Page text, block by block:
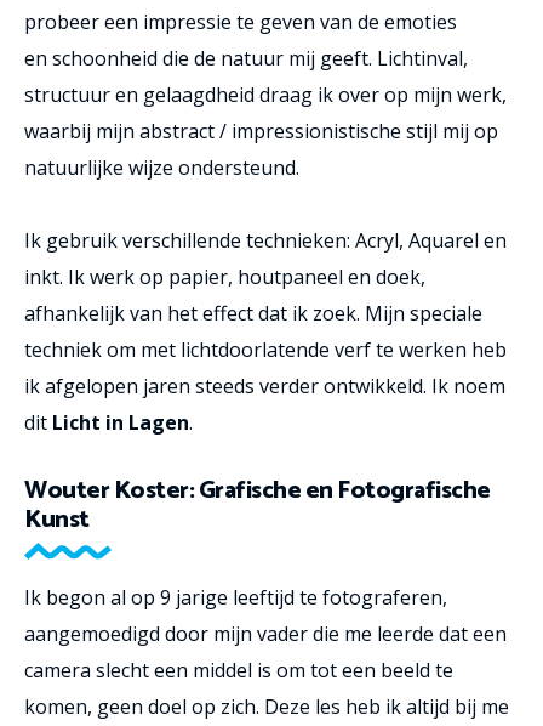
probeer een impressie te geven van de emoties
en schoonheid die de natuur mij geeft. Lichtinval,
structuur en gelaagdheid draag ik over op mijn werk,
waarbij mijn abstract / impressionistische stijl mij op
natuurlijke wijze ondersteund.
Ik gebruik verschillende technieken: Acryl, Aquarel en
inkt. Ik werk op papier, houtpaneel en doek,
afhankelijk van het effect dat ik zoek. Mijn speciale
techniek om met lichtdoorlatende verf te werken heb
ik afgelopen jaren steeds verder ontwikkeld. Ik noem
dit Licht in Lagen.
Wouter Koster:Grafische en Fotografische
Kunst
Ik begon al op 9 jarige leeftijd te fotograferen,
aangemoedigd door mijn vader die me leerde dat een
camera slecht een middel is om tot een beeld te
komen, geen doel op zich. Deze les heb ik altijd bij me